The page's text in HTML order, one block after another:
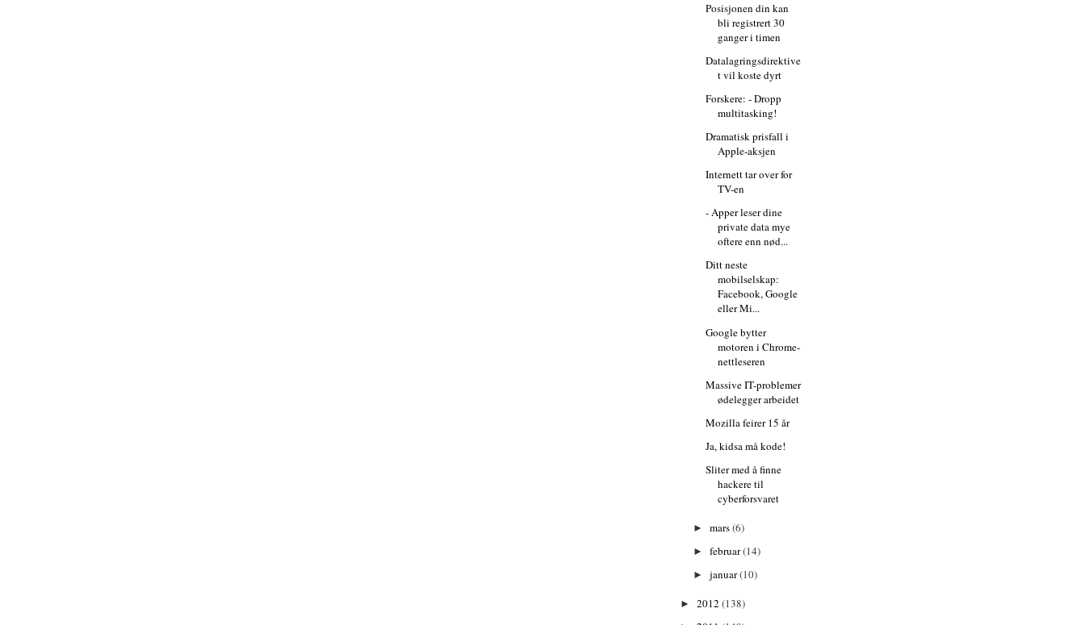
Posisjonen din kan
bli registrert 30
ganger i timen
Datalagringsdirektive
t vil koste dyrt
Forskere: - Dropp
multitasking!
Dramatisk prisfall i
Apple-aksjen
Internett tar over for
TV-en
- Apper leser dine
private data mye
oftere enn nød...
Ditt neste
mobilselskap:
Facebook, Google
eller Mi...
Google bytter
motoren i Chrome-
nettleseren
Massive IT-problemer
ødelegger arbeidet
Mozilla feirer 15 år
Ja, kidsa må kode!
Sliter med å finne
hackere til
cyberforsvaret
► mars(6)
► februar(14)
► januar(10)
► 2012 (138)